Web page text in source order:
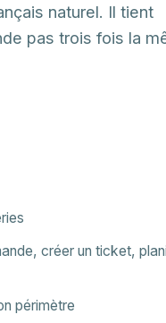
naturel. Il tient
pas trois fois la
créer un ticket,
périmètre